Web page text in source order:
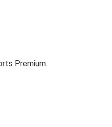
Premium.